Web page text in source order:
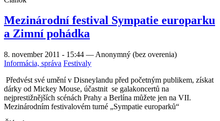
Mezinárodní festival Sympatie europarku
a Zimní pohádka
8. november 2011 - 15:44 — Anonymný (bez overenia)
Informácia, správa Festivaly
Předvést své umění v Disneylandu před početným publikem, získat
dárky od Mickey Mouse, účastnit se galakoncertů na
nejprestižnějších scénách Prahy a Berlína můžete jen na VII.
Mezinárodním festivalovém turné „Sympatie europarků“